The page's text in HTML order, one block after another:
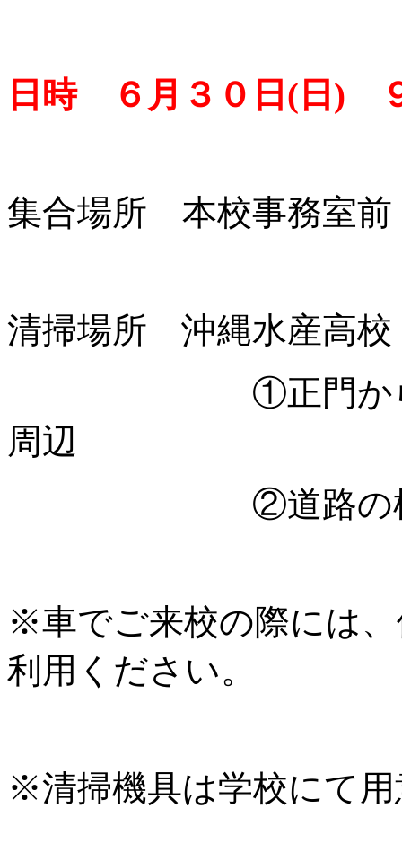
日時 ６月３０日(日)
集合場所 本校事務室前
清掃場所 沖縄水産高校
①正門からグラ
周辺
②道路の植え込
※車でご来校の際には
利用ください。
※清掃機具は学校にて